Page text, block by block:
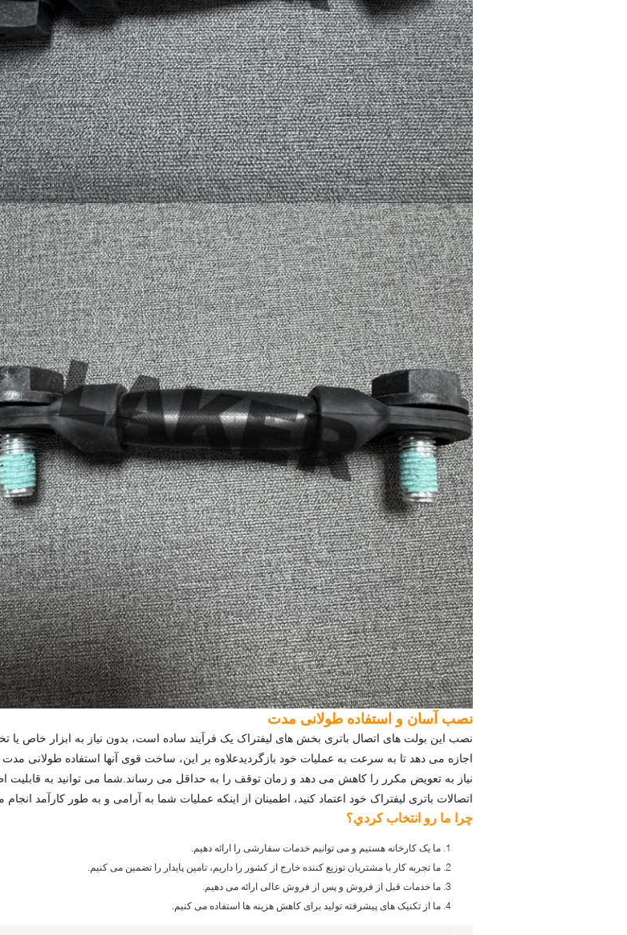
نصب آسان و استفاده طولانی مدت
نصب این بولت های اتصال باتری بخش های لیفتراک یک فرآیند ساده است، بدون نیاز به ابزار خاص
اجازه می دهد تا به سرعت به عملیات خود بازگردیدعلاوه بر این، ساخت قوی آنها استفاده طولانی
نیاز به تعویض مکرر را کاهش می دهد و زمان توقف را به حداقل می رساند.شما می توانید به قابلیت
اتصالات باتری لیفتراک خود اعتماد کنید، اطمینان از اینکه عملیات شما به آرامی و به طور کارآمد
چرا ما رو انتخاب کردي؟
ما یک کارخانه هستیم و می توانیم خدمات سفارشی را ارائه دهیم.
ما تجربه کار با مشتریان توزیع کننده خارج از کشور را داریم، تامین پایدار را تضمین می کنیم.
ما خدمات قبل از فروش و پس از فروش عالی ارائه می دهیم.
ما از تکنیک های پیشرفته تولید برای کاهش هزینه ها استفاده می کنیم.